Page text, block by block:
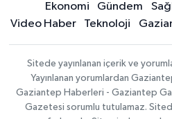
Ekonomi Gündem
Video Haber
Teknoloji
Sitede yayınlanan içerik ve
Yayınlanan yorumlardan
Gaziantep Haberleri - Gaziantep
Gazetesi sorumlu tutulamaz.